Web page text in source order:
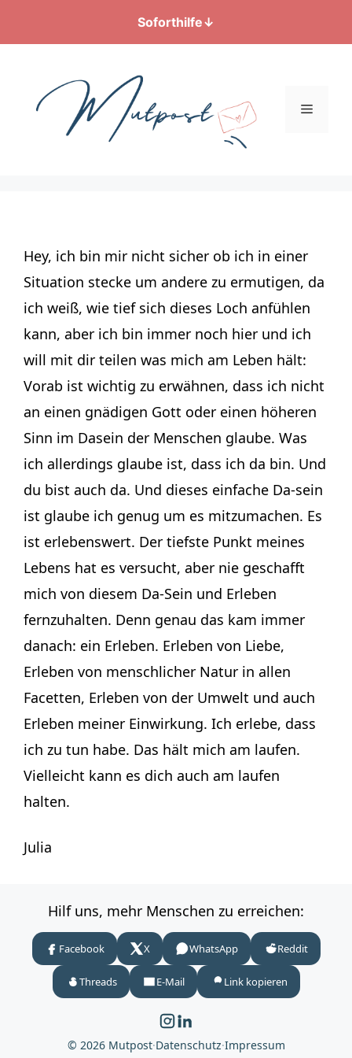
Soforthilfe↓
springen
Menü
Hey, ich bin mir nicht sicher ob ich in einer
Situation stecke um andere zu ermutigen, da
ich weiß, wie tief sich dieses Loch anfühlen
kann, aber ich bin immer noch hier und ich
will mit dir teilen was mich am Leben hält:
Vorab ist wichtig zu erwähnen, dass ich nicht
an einen gnädigen Gott oder einen höheren
Sinn im Dasein der Menschen glaube. Was
ich allerdings glaube ist, dass ich da bin. Und
du bist auch da. Und dieses einfache Da-sein
ist glaube ich genug um es mitzumachen. Es
ist erlebenswert. Der tiefste Punkt meines
Lebens hat es versucht, aber nie geschafft
mich von diesem Da-Sein und Erleben
fernzuhalten. Denn genau das kam immer
danach: ein Erleben. Erleben von Liebe,
Erleben von menschlicher Natur in allen
Facetten, Erleben von der Umwelt und auch
Erleben meiner Einwirkung. Ich erlebe, dass
ich zu tun habe. Das hält mich am laufen.
Vielleicht kann es dich auch am laufen
halten.
Julia
Hilf uns, mehr Menschen zu erreichen:
Facebook X WhatsApp Reddit
Threads E-Mail Link kopieren
© 2026 Mutpost·Datenschutz·Impressum